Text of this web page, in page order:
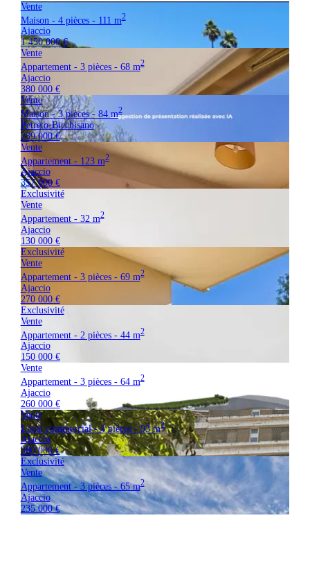
Vente
Maison - 4 pièces - 111 m2
Ajaccio
1 450 000 €
Vente
Appartement - 3 pièces - 68 m2
Ajaccio
380 000 €
Vente
Maison - 3 pièces - 84 m2
Petreto-Bicchisano
239 000 €
Vente
Appartement - 123 m2
Ajaccio
357 000 €
Exclusivité
Vente
Appartement - 32 m2
Ajaccio
130 000 €
Exclusivité
Vente
Appartement - 3 pièces - 69 m2
Ajaccio
270 000 €
Exclusivité
Vente
Appartement - 2 pièces - 44 m2
Ajaccio
150 000 €
Vente
Appartement - 3 pièces - 64 m2
Ajaccio
260 000 €
Vente
Local commercial - 4 pièces - 93 m2
Ajaccio
380 000 €
Exclusivité
Vente
Appartement - 3 pièces - 65 m2
Ajaccio
235 000 €